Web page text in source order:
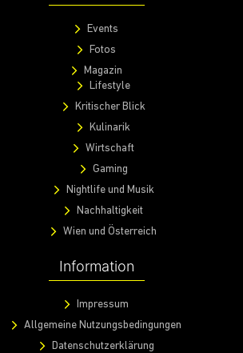
Events
Fotos
Magazin
Lifestyle
Kritischer Blick
Kulinarik
Wirtschaft
Gaming
Nightlife und Musik
Nachhaltigkeit
Wien und Österreich
Information
Impressum
Allgemeine Nutzungsbedingungen
Datenschutzerklärung